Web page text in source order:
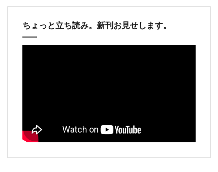
ちょっと立ち読み。新刊お見せします。